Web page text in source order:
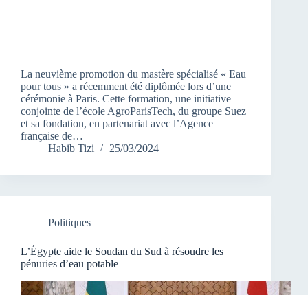
La neuvième promotion du mastère spécialisé « Eau
pour tous » a récemment été diplômée lors d’une
cérémonie à Paris. Cette formation, une initiative
conjointe de l’école AgroParisTech, du groupe Suez
et sa fondation, en partenariat avec l’Agence
française de…
Habib Tizi
25/03/2024
Politiques
L’Égypte aide le Soudan du Sud à résoudre les
pénuries d’eau potable